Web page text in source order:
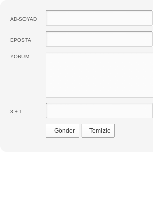
AD-SOYAD
EPOSTA
YORUM
3 + 1 =
Gönder Temizle